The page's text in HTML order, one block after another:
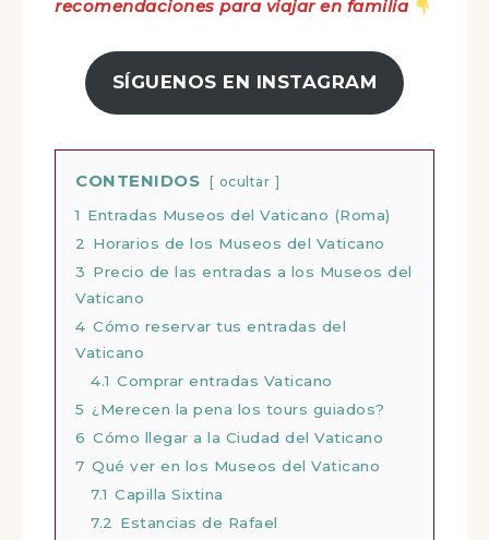
recomendaciones para viajar en familia
SÍGUENOS EN INSTAGRAM
CONTENIDOS ocultar
1 Entradas Museos del Vaticano (Roma)
2
Horarios de los Museos del Vaticano
3 Precio de las entradas a los Museos del
Vaticano
4 Cómo reservar tus entradas del
Vaticano
4.1 Comprar entradas Vaticano
5 ¿Merecen la pena los tours guiados?
6 Cómo llegar a la Ciudad del Vaticano
7 Qué ver en los Museos del Vaticano
7.1 Capilla Sixtina
7.2
Estancias de Rafael